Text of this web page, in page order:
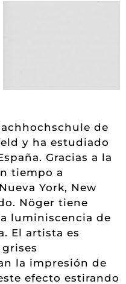
de
y ha estudiado
Gracias a la
tiempo a
York, New
Nöger tiene
luminiscencia de
El artista es
la impresión de
efecto estirando